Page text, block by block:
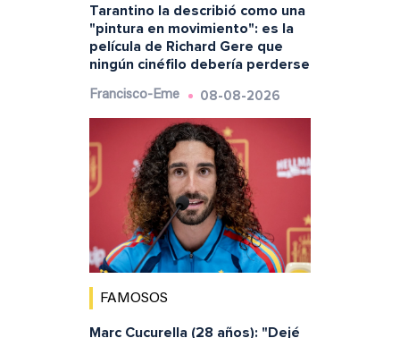
Tarantino la describió como una
"pintura en movimiento": es la
película de Richard Gere que
ningún cinéfilo debería perderse
Francisco-Eme 08-08-2026
FAMOSOS
Marc Cucurella (28 años): "Dejé